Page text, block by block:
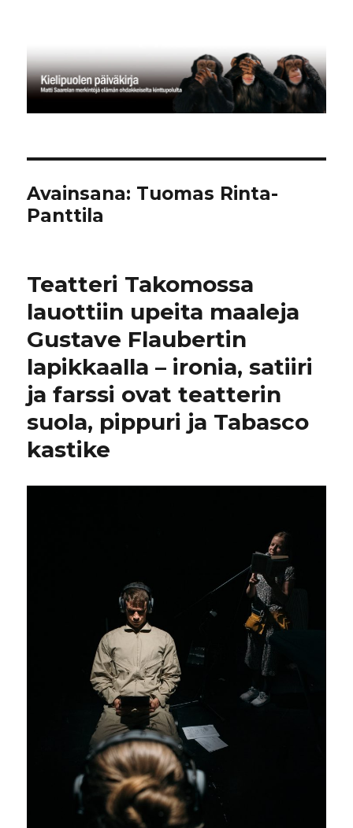
Avainsana: Tuomas Rinta-
Panttila
Teatteri Takomossa
lauottiin upeita maaleja
Gustave Flaubertin
lapikkaalla – ironia, satiiri
ja farssi ovat teatterin
suola, pippuri ja Tabasco
kastike